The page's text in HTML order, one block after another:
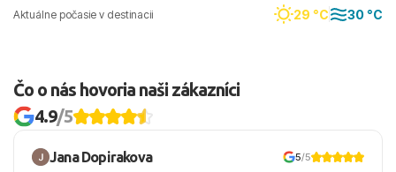
Aktuálne počasie v destinacii 29 °C 30 °C
Čo o nás hovoria naši zákazníci
4.9/5
Jana Dopirakova 5/5